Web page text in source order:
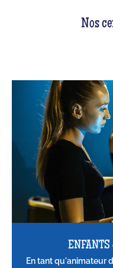
Nos
ENFANTS
En tant qu'animateur